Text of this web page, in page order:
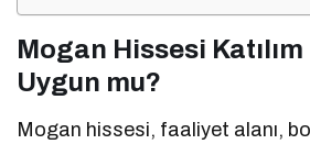
Mogan Hissesi
Uygun mu?
Mogan hissesi, faaliyet alanı,